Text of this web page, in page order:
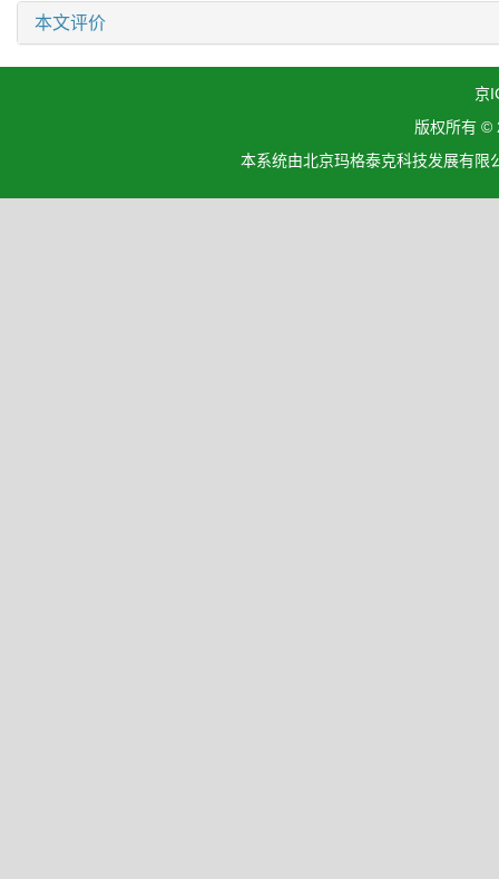
本文评价
京
版权所有 ©
本系统由北京玛格泰克科技发展有